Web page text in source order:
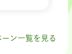
ン一覧を見る